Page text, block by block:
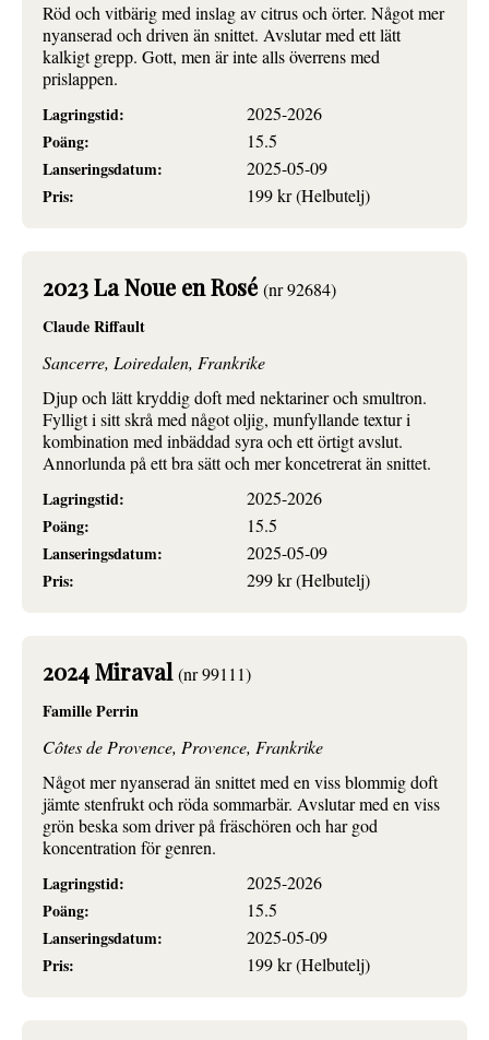
Röd och vitbärig med inslag av citrus och örter. Något mer
nyanserad och driven än snittet. Avslutar med ett lätt
kalkigt grepp. Gott, men är inte alls överrens med
prislappen.
Lagringstid:
2025-2026
Poäng:
15.5
Lanseringsdatum:
2025-05-09
Pris:
199 kr (Helbutelj)
2023 La Noue en Rosé (nr 92684)
Claude Riffault
Sancerre, Loiredalen, Frankrike
Djup och lätt kryddig doft med nektariner och smultron.
Fylligt i sitt skrå med något oljig, munfyllande textur i
kombination med inbäddad syra och ett örtigt avslut.
Annorlunda på ett bra sätt och mer koncetrerat än snittet.
Lagringstid:
2025-2026
Poäng:
15.5
Lanseringsdatum:
2025-05-09
Pris:
299 kr (Helbutelj)
2024 Miraval(nr 99111)
Famille Perrin
Côtes de Provence, Provence, Frankrike
Något mer nyanserad än snittet med en viss blommig doft
jämte stenfrukt och röda sommarbär. Avslutar med en viss
grön beska som driver på fräschören och har god
koncentration för genren.
Lagringstid:
2025-2026
Poäng:
15.5
Lanseringsdatum:
2025-05-09
Pris:
199 kr (Helbutelj)